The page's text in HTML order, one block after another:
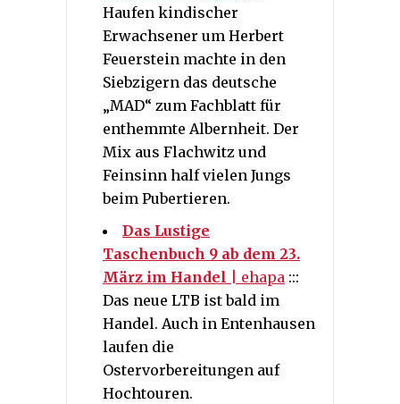
Haufen kindischer
Erwachsener um Herbert
Feuerstein machte in den
Siebzigern das deutsche
„MAD“ zum Fachblatt für
enthemmte Albernheit. Der
Mix aus Flachwitz und
Feinsinn half vielen Jungs
beim Pubertieren.
Das Lustige
Taschenbuch 9 ab dem 23.
März im Handel | ehapa :::
Das neue LTB ist bald im
Handel. Auch in Entenhausen
laufen die
Ostervorbereitungen auf
Hochtouren.